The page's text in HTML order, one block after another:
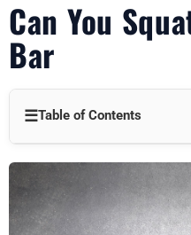
Can You
Bar
☰Table of Contents
1. Fitness-Ziele
Vorteile der Kniebeuge mit
Überlegungen bei der